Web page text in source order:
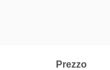
Prezzo